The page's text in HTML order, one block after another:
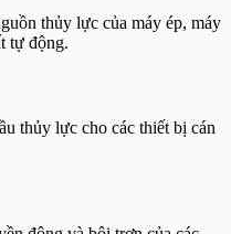
thủy lực của máy ép, máy
tự động.
thủy lực cho các thiết bị cán